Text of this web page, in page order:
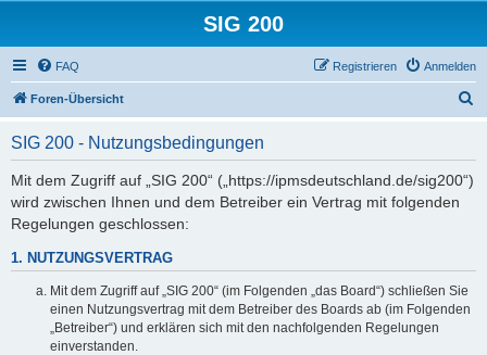
SIG 200
FAQ Anmelden
Registrieren
Foren-Übersicht
SIG 200 - Nutzungsbedingungen
Mit dem Zugriff auf „SIG 200“ („https://ipmsdeutschland.de/sig200“)
wird zwischen Ihnen und dem Betreiber ein Vertrag mit folgenden
Regelungen geschlossen:
1. NUTZUNGSVERTRAG
Mit dem Zugriff auf „SIG 200“ (im Folgenden „das Board“) schließen Sie
einen Nutzungsvertrag mit dem Betreiber des Boards ab (im Folgenden
„Betreiber“) und erklären sich mit den nachfolgenden Regelungen
einverstanden.